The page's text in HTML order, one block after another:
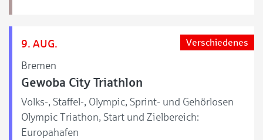
9. AUG.
Bremen
Verschiedenes
Gewoba City Triathlon
Volks-, Staffel-, Olympic, Sprint- und Gehörlosen
Olympic Triathon, Start und Zielbereich:
Europahafen